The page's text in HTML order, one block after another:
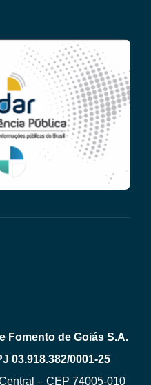
Fomento de Goiás S.A.
03.918.382/0001-25
– CEP 74005-010